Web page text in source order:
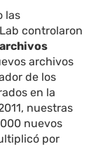
las
controlaron
archivos
de los
en la
nuestras
nuevos
por